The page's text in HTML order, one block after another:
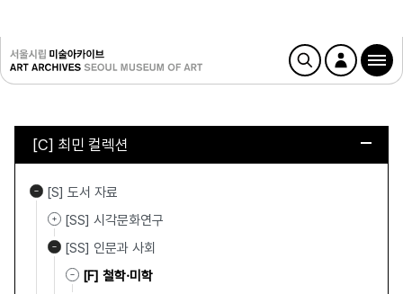
[C] 최민 컬렉션
[S] 도서 자료
[SS] 시각문화연구
[SS] 인문과 사회
[F] 철학·미학